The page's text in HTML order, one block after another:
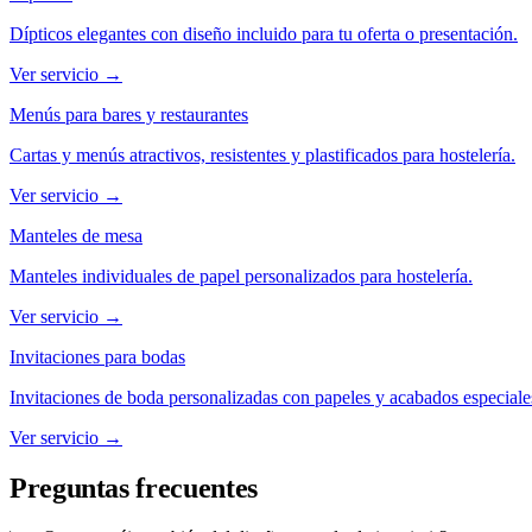
Dípticos elegantes con diseño incluido para tu oferta o presentación.
Ver servicio →
Menús para bares y restaurantes
Cartas y menús atractivos, resistentes y plastificados para hostelería.
Ver servicio →
Manteles de mesa
Manteles individuales de papel personalizados para hostelería.
Ver servicio →
Invitaciones para bodas
Invitaciones de boda personalizadas con papeles y acabados
Ver servicio →
Preguntas frecuentes